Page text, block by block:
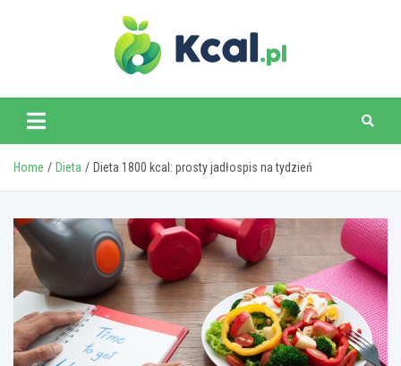
www.kcal.pl
Home Dieta Dieta 1800 kcal: prosty jadłospis na tydzień